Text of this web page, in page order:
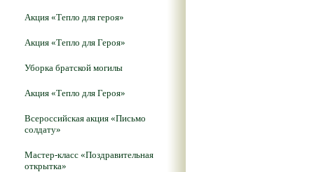
Акция «Тепло для героя»
Акция «Тепло для Героя»
Уборка братской могилы
Акция «Тепло для Героя»
Всероссийская акция «Письмо
солдату»
Мастер-класс «Поздравительная
открытка»